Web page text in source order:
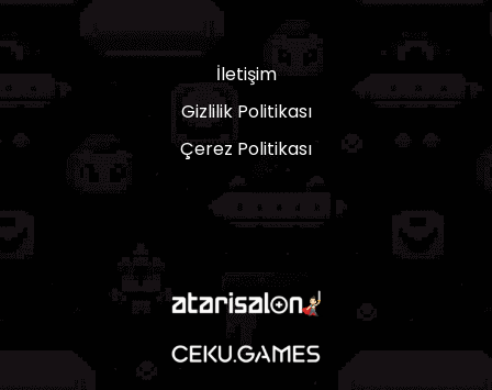
İletişim
Gizlilik Politikası
Çerez Politikası